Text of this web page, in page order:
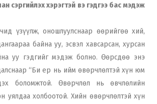
сэргийлэх хэрэгтэй вэ гэдгээ бас мэдэж
үзүүлж, оношлуулснаар өөрийгөө хий,
байна уу, эсвэл хавсарсан, хурсан
уу гэдгийг мэдэж болно. Өөрсдөө энэ
“Би ер нь ийм өвөрчлөлтэй хүн юм
боломжтой. Өвөрчлөл нь өвчлөлийн
уялдаа холбоотой. Хийн өвөрчлөлтэй хүн